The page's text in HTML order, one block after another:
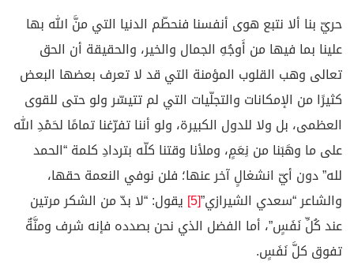
حريّ بنا ألا نتبع هوى أنفسنا فنحطّم الدنيا التي منَّ الله بها
علينا بما فيها من أَوجُهِ الجمال والخير، والحقيقة أن الحق
تعالى وهب القلوب المؤمنة التي قد لا تعرف بعضها البعض
كثيرًا من الإمكانات والتجلّيات التي لم تتيسّر ولو حتى للقوى
العظمى، بل ولا للدول الكبيرة، ولو أننا تفرّغنا تمامًا لحَمْدِ الله
على ما وهَبَنا من نِعَمٍ، وملأنا وقتنا كلّه بتردادِ كلمة “الحمد
لله” دون أيّ انشغالٍ آخر عنها؛ فلن نوفي النعمة حقها،
والشاعر “سعدي الشيرازي”[5]
يقول: “لا بدّ من الشكر مرتين
عند كُلِّ نَفَسٍ”، أما الفضل الذي نحن بصدده فإنه شرف ومنَّةٌ
تفوق كلَّ نَفَسٍ.